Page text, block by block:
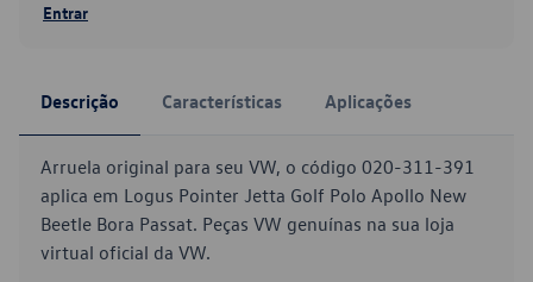
Entrar
Descrição Características Aplicações
Arruela original para seu VW, o código 020-311-391
aplica em Logus Pointer Jetta Golf Polo Apollo New
Beetle Bora Passat. Peças VW genuínas na sua loja
virtual oficial da VW.